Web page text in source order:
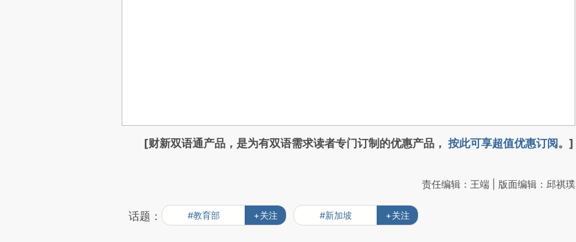
[财新双语通产品，是为有双语需求读者专门订制的优惠产品， 按此可享超值优惠订阅。]
责任编辑：王端 | 版面编辑：邱祺璞
话题： #教育部 +关注 #新加坡 +关注